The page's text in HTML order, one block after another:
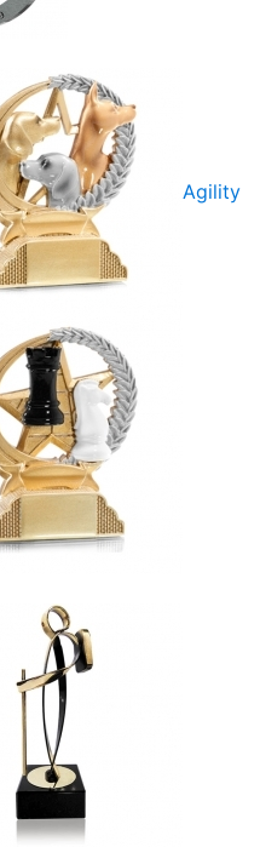
Agility